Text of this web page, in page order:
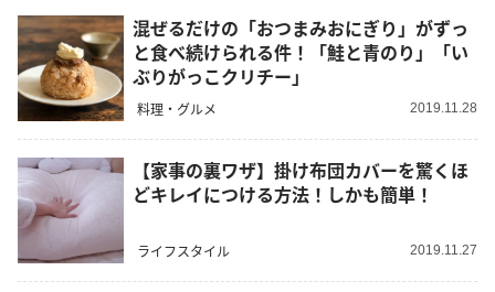
混ぜるだけの「おつまみおにぎり」がずっ
と食べ続けられる件！「鮭と青のり」「い
ぶりがっこクリチー」
料理・グルメ 2019.11.28
【家事の裏ワザ】掛け布団カバーを驚くほ
どキレイにつける方法！しかも簡単！
ライフスタイル 2019.11.27